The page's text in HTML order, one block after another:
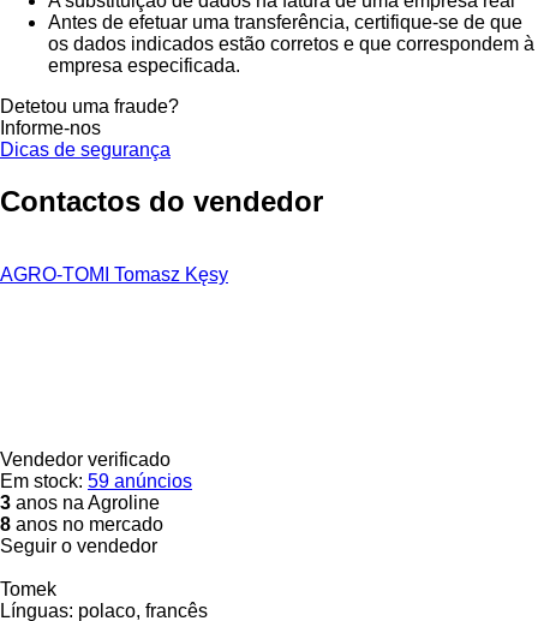
Antes de efetuar uma transferência, certifique-se de que
os dados indicados estão corretos e que correspondem à
empresa especificada.
Detetou uma fraude?
Informe-nos
Dicas de segurança
Contactos do vendedor
AGRO-TOMI Tomasz Kęsy
Vendedor verificado
Em stock: 59 anúncios
3 anos na Agroline
8 anos no mercado
Seguir o vendedor
Tomek
Línguas: polaco, francês